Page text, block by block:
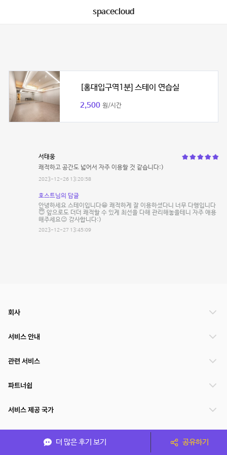
spacecloud
[홍대입구역1분] 스테이 연습실
2,500 원/시간
서태웅
쾌적하고 공간도 넓어서 자주 이용할 것 같습니다:)
2023-12-26 13:20:58
호스트님의 답글
안녕하세요 스테이입니다😁 쾌적하게 잘 이용하셨다니 너무 다행입니다
😇 앞으로도 더더 쾌적할 수 있게 최선을 다해 관리해놓을테니 자주 애용
해주세요😉 감사합니다:)
2023-12-27 13:45:09
더 많은 후기 보기 공유하기
회사
서비스 안내
관련 서비스
파트너쉽
서비스 제공 국가
(주)NSPACE 사업자정보